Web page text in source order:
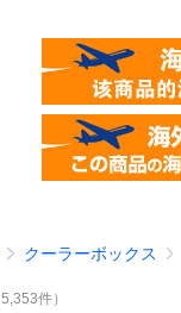
クーラーボックス
5,353件）